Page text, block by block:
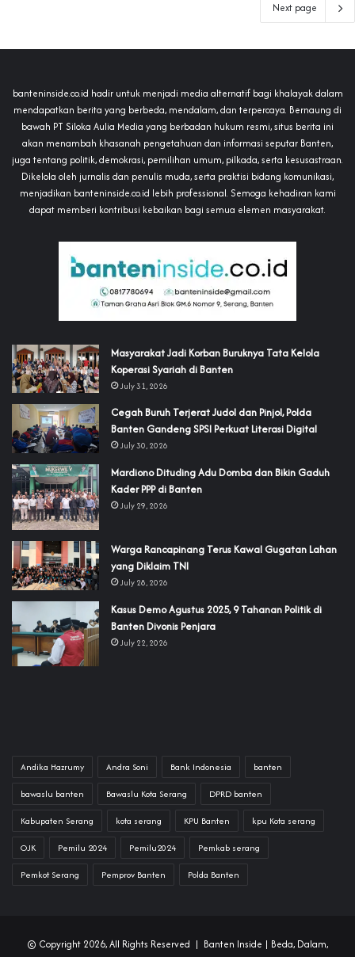
Next page
banteninside.co.id hadir untuk menjadi media alternatif bagi khalayak dalam
mendapatkan berita yang berbeda, mendalam, dan terpercaya. Bernaung di
bawah PT Siloka Aulia Media yang berbadan hukum resmi, situs berita ini
akan menambah khasanah pengetahuan dan informasi seputar Banten,
juga tentang politik, demokrasi, pemilihan umum, pilkada, serta kesusastraan.
Dikelola oleh jurnalis dan penulis muda, serta praktisi bidang komunikasi,
menjadikan banteninside.co.id lebih professional. Semoga kehadiran kami
dapat memberi kontribusi kebaikan bagi semua elemen masyarakat.
‎Masyarakat Jadi Korban Buruknya Tata Kelola
Koperasi Syariah di Banten
July 31, 2026
Cegah Buruh Terjerat Judol dan Pinjol, Polda
Banten Gandeng SPSI Perkuat Literasi Digital
July 30, 2026
‎Mardiono Dituding Adu Domba dan Bikin Gaduh
Kader PPP di Banten
July 29, 2026
‎Warga Rancapinang Terus Kawal Gugatan Lahan
yang Diklaim TNI‎‎
July 28, 2026
‎Kasus Demo Agustus 2025, 9 Tahanan Politik di
Banten Divonis Penjara
July 22, 2026
Andika Hazrumy Andra Soni Bank Indonesia banten
bawaslu banten Bawaslu Kota Serang DPRD banten
Kabupaten Serang kota serang KPU Banten kpu Kota serang
OJK Pemilu 2024 Pemilu2024 Pemkab serang
Pemkot Serang Pemprov Banten Polda Banten
© Copyright 2026, All Rights Reserved | Banten Inside | Beda, Dalam,